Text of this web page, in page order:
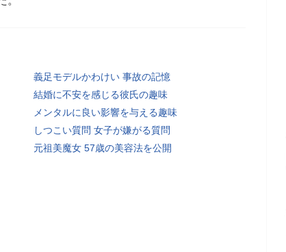
義足モデルかわけい 事故の記憶
結婚に不安を感じる彼氏の趣味
メンタルに良い影響を与える趣味
しつこい質問 女子が嫌がる質問
元祖美魔女 57歳の美容法を公開